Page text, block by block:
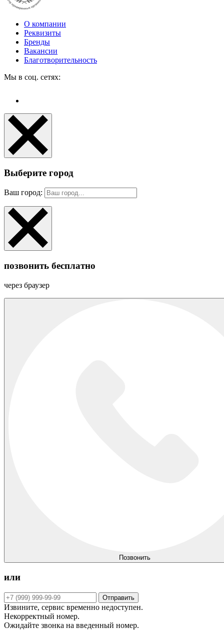
О компании
Реквизиты
Бренды
Вакансии
Благотворительность
Мы в соц. сетях:
Выберите город
Ваш город:
позвонить бесплатно
через браузер
Позвонить
или
Отправить
Извините, сервис временно недоступен.
Некорректный номер.
Ожидайте звонка на введенный номер.